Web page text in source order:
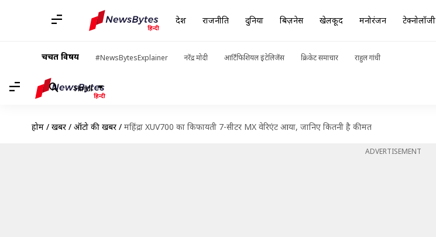
देश राजनीति दुनिया बिज़नेस खेलकूद मनोरंजन टेक्नोलॉजी
चर्चित विषय #NewsBytesExplainer नरेंद्र मोदी आर्टिफिशियल इंटेलिजेंस क्रिकेट समाचार राहुल गांधी
Hindi
होम / खबरें / ऑटो की खबरें / महिंद्रा XUV700 का किफायती 7-सीटर MX वेरिएंट आया, जानिए कितनी है कीमत
ADVERTISEMENT